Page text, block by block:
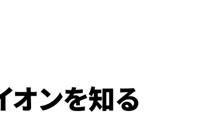
オンを知る